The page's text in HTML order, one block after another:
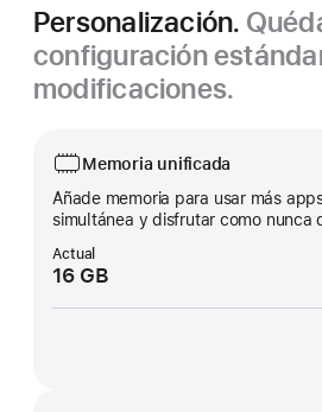
Personalización.
configuración
modificaciones.
Memoria unificada
Añade memoria para usar más
simultánea y disfrutar como nunca
Actual
16 GB